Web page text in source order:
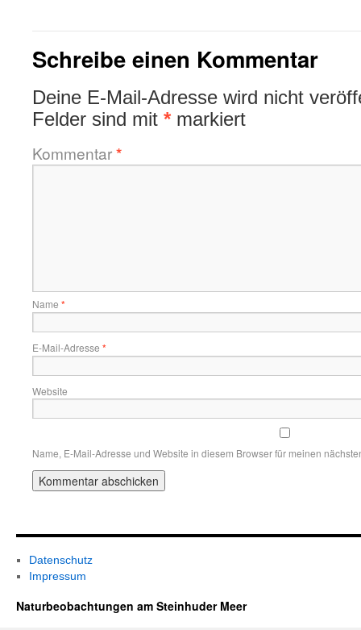
Schreibe einen Kommentar
Deine E-Mail-Adresse wird nicht
Felder sind mit * markiert
Kommentar*
Name *
E-Mail-Adresse *
Website
Name, E-Mail-Adresse und Website in diesem Browser für meinen
Datenschutz
Impressum
Naturbeobachtungen am Steinhuder Meer